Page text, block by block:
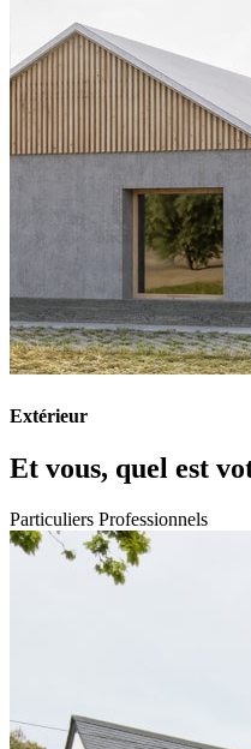
Extérieur
Et vous, quel est
Particuliers Professionnels